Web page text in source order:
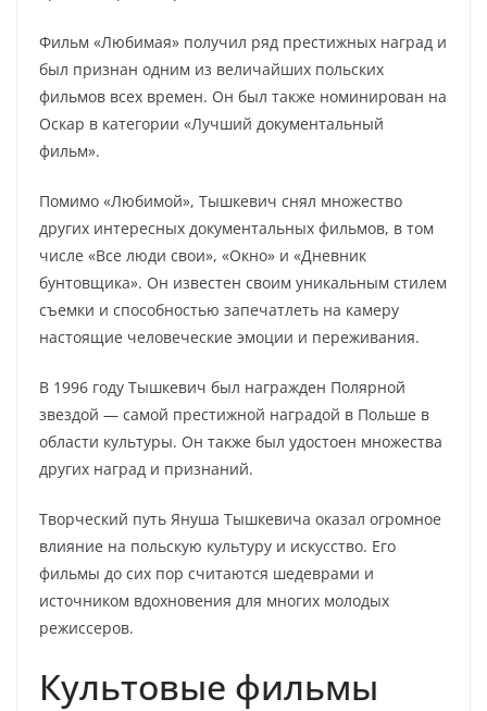
Фильм «Любимая» получил ряд престижных наград и
был признан одним из величайших польских
фильмов всех времен. Он был также номинирован на
Оскар в категории «Лучший документальный
фильм».
Помимо «Любимой», Тышкевич снял множество
других интересных документальных фильмов, в том
числе «Все люди свои», «Окно» и «Дневник
бунтовщика». Он известен своим уникальным стилем
съемки и способностью запечатлеть на камеру
настоящие человеческие эмоции и переживания.
В 1996 году Тышкевич был награжден Полярной
звездой — самой престижной наградой в Польше в
области культуры. Он также был удостоен множества
других наград и признаний.
Творческий путь Януша Тышкевича оказал огромное
влияние на польскую культуру и искусство. Его
фильмы до сих пор считаются шедеврами и
источником вдохновения для многих молодых
режиссеров.
Культовые фильмы